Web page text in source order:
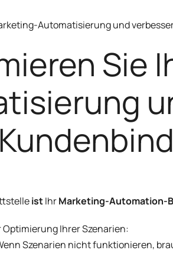
Automatisierung und
Sie
istIhrMarketing-Automation-
Optimierung Ihrer Szenarien:
Szenarien nicht funktionieren,